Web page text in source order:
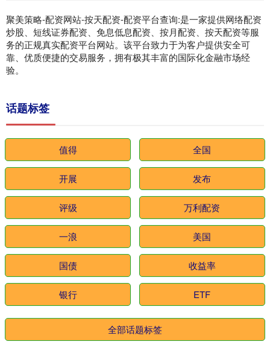
聚美策略-配资网站-按天配资-配资平台查询:是一家提供网络配资
炒股、短线证券配资、免息低息配资、按月配资、按天配资等服
务的正规真实配资平台网站。该平台致力于为客户提供安全可
靠、优质便捷的交易服务，拥有极其丰富的国际化金融市场经
验。
话题标签
值得 全国
开展 发布
评级 万利配资
一浪 美国
国债 收益率
银行 ETF
全部话题标签